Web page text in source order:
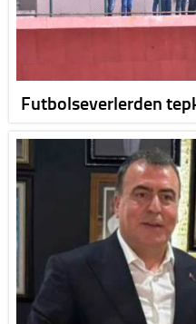
Futbolseverlerden